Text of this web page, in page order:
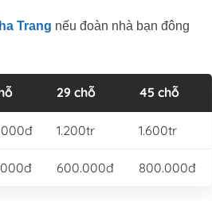
Trang nếu đoàn nhà bạn đông
29 chỗ 45 chỗ
1.200tr 1.600tr
600.000đ 800.000đ